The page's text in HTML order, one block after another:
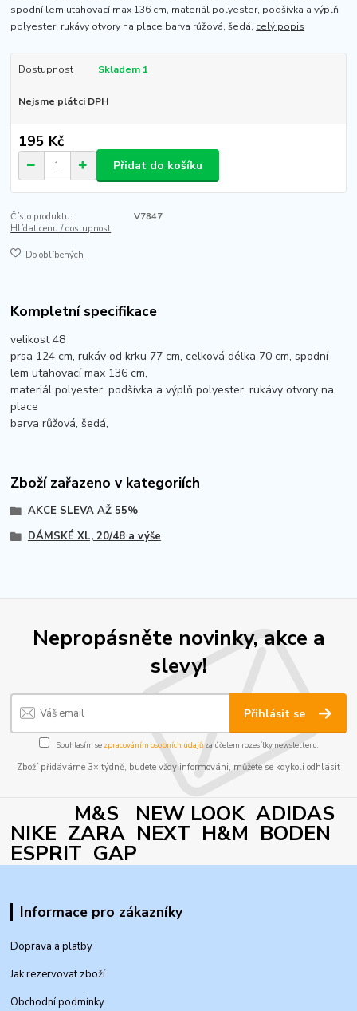
spodní lem utahovací max 136 cm, materiál polyester, podšívka a výplň
polyester, rukávy otvory na place barva růžová, šedá, celý popis
Dostupnost Skladem 1
Nejsme plátci DPH
195 Kč
Přidat do košíku
Číslo produktu:
V7847
Hlídat cenu / dostupnost
Do oblíbených
Kompletní specifikace
velikost 48
prsa 124 cm, rukáv od krku 77 cm, celková délka 70 cm, spodní
lem utahovací max 136 cm,
materiál polyester, podšívka a výplň polyester, rukávy otvory na
place
barva růžová, šedá,
Zboží zařazeno v kategoriích
AKCE SLEVA AŽ 55%
DÁMSKÉ XL, 20/48 a výše
Nepropásněte novinky, akce a
slevy!
Přihlásit se
Souhlasím se zpracováním osobních údajůza účelem rozesílky newsletteru.
Zboží přidáváme 3× týdně, budete vždy informováni, můžete se kdykoli odhlásit
M&S NEW LOOK ADIDAS
NIKE ZARA NEXT H&M BODEN
ESPRIT GAP
Informace pro zákazníky
Doprava a platby
Jak rezervovat zboží
Obchodní podmínky